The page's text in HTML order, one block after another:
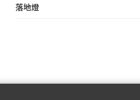
落地燈